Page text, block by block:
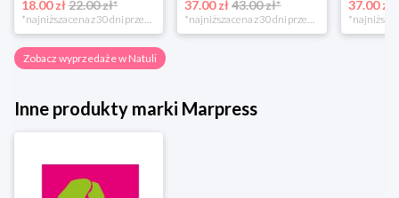
18.00 zł22.00 zł*
*najniższa cena z 30 dni przed obniżką
37.00 zł 43.00 zł*
*najniższa cena z 30 dni przed obniżką
37.00 zł
Zobacz wyprzedaże w Natuli
Inne produkty marki Marpress